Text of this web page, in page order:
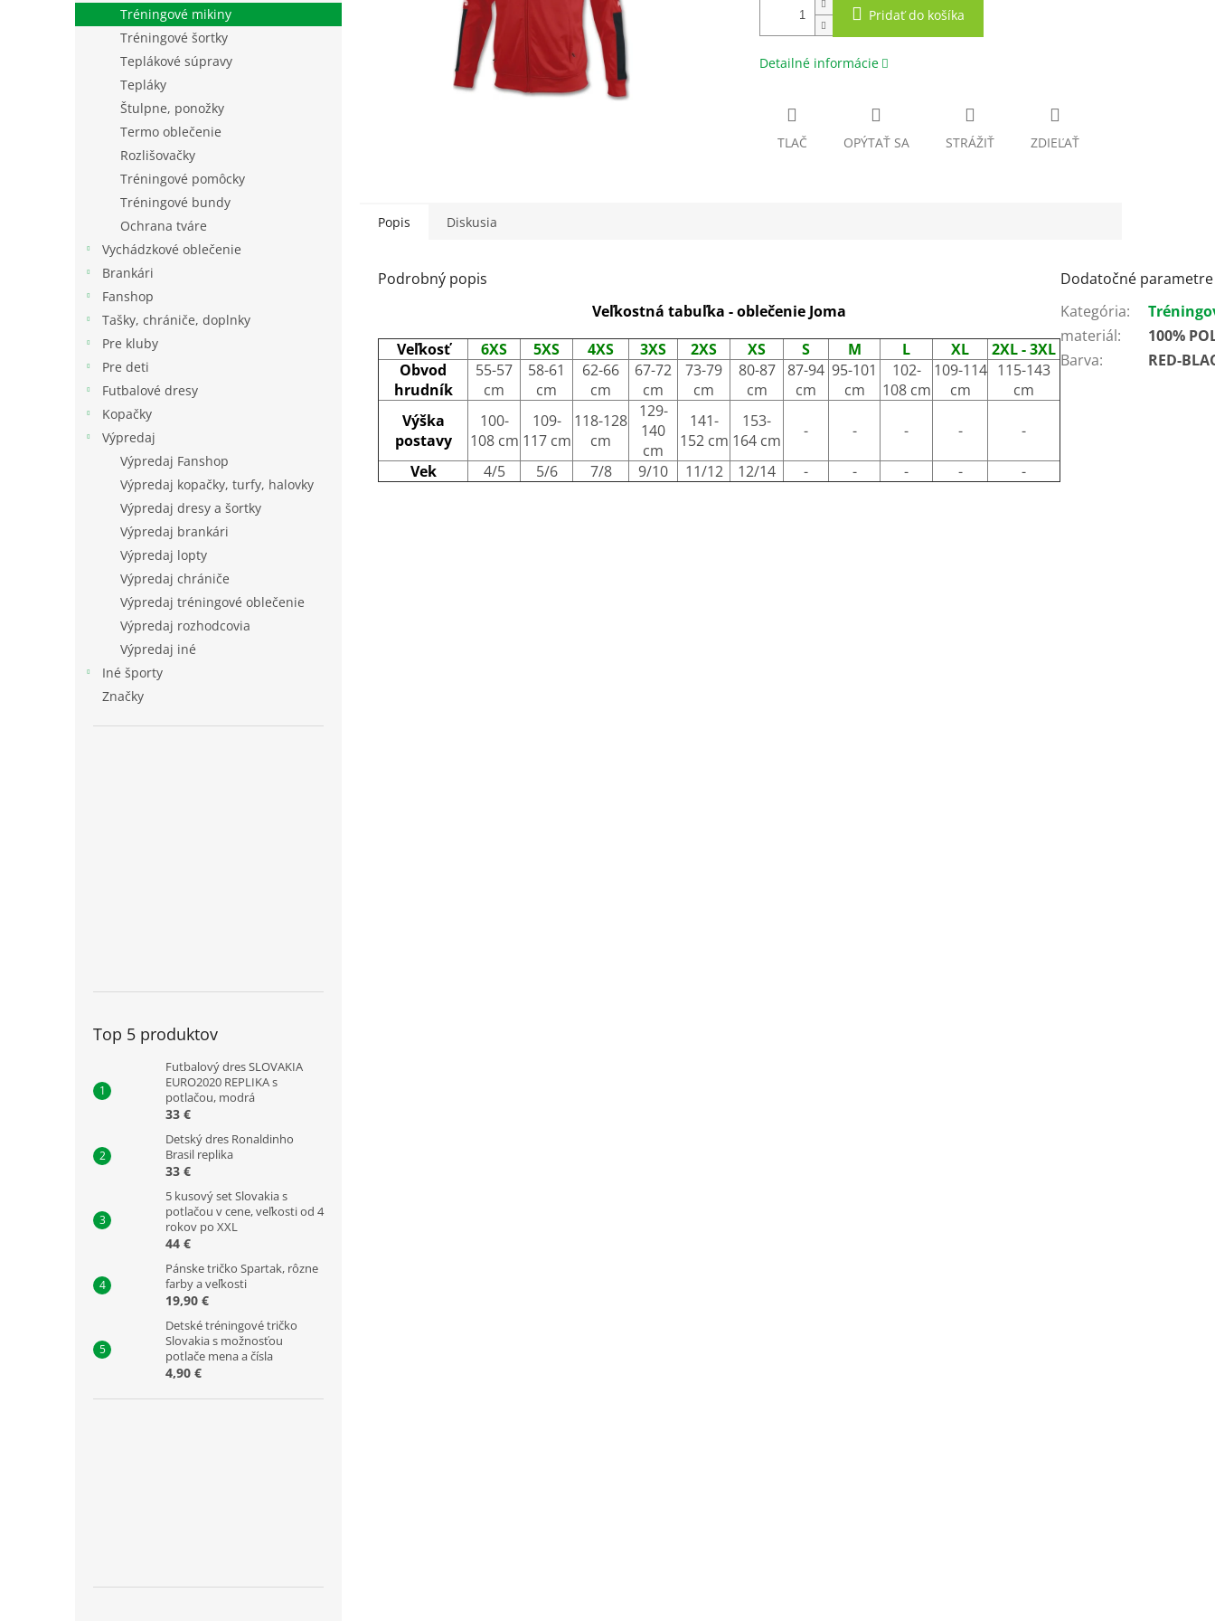
Tréningové mikiny
Tréningové šortky
Teplákové súpravy
Tepláky
Štulpne, ponožky
Termo oblečenie
Rozlišovačky
Tréningové pomôcky
Tréningové bundy
Ochrana tváre
Vychádzkové oblečenie
Brankári
Fanshop
Tašky, chrániče, doplnky
Pre kluby
Pre deti
Futbalové dresy
Kopačky
Výpredaj
Výpredaj Fanshop
Výpredaj kopačky, turfy, halovky
Výpredaj dresy a šortky
Výpredaj brankári
Výpredaj lopty
Výpredaj chrániče
Výpredaj tréningové oblečenie
Výpredaj rozhodcovia
Výpredaj iné
Iné športy
Značky
Top 5 produktov
Futbalový dres SLOVAKIA
EURO2020 REPLIKA s
potlačou, modrá
33 €
Detský dres Ronaldinho
Brasil replika
33 €
5 kusový set Slovakia s
potlačou v cene, veľkosti od 4
rokov po XXL
44 €
Pánske tričko Spartak, rôzne
farby a veľkosti
19,90 €
Detské tréningové tričko
Slovakia s možnosťou
potlače mena a čísla
4,90 €
Pridať do košíka
Detailné informácie
TLAČ OPÝTAŤ SA STRÁŽIŤ ZDIEĽAŤ
Popis Diskusia
Podrobný popis
Veľkostná tabuľka - oblečenie Joma
Veľkosť
6XS 5XS 4XS 3XS 2XS XS S M L XL
2XL - 3XL
Obvod
hrudník
55-57
cm
58-61
cm
62-66
cm
67-72
cm
73-79
cm
80-87
cm
87-94
cm
95-101
cm
102-
108 cm
109-114
cm
115-143
cm
Výška
postavy
100-
108 cm
109-
117 cm
118-128
cm
129-
140
cm
141-
152 cm
153-
164 cm
- - - - -
Vek 4/5 5/6 7/8 9/10 11/12 12/14 - - - - -
Dodatočné parametre
Kategória:
materiál:
100%
Barva: RED-